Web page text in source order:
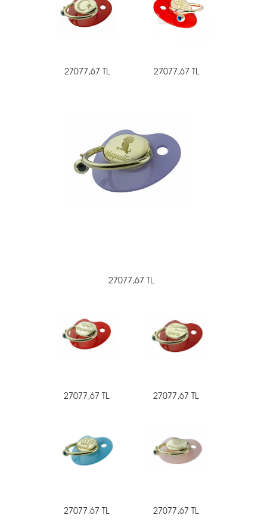
27077,67 TL
27077,67 TL
27077,67 TL
27077,67 TL 27077,67 TL
27077,67 TL 27077,67 TL